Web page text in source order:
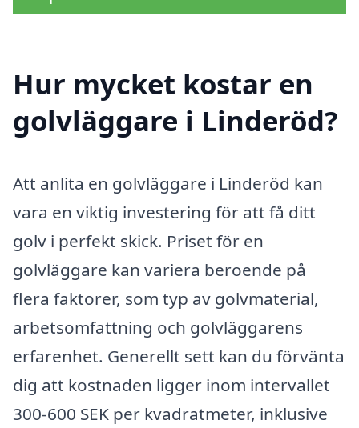
Hur mycket kostar en
golvläggare i Linderöd?
Att anlita en golvläggare i Linderöd kan
vara en viktig investering för att få ditt
golv i perfekt skick. Priset för en
golvläggare kan variera beroende på
flera faktorer, som typ av golvmaterial,
arbetsomfattning och golvläggarens
erfarenhet. Generellt sett kan du förvänta
dig att kostnaden ligger inom intervallet
300-600 SEK per kvadratmeter, inklusive